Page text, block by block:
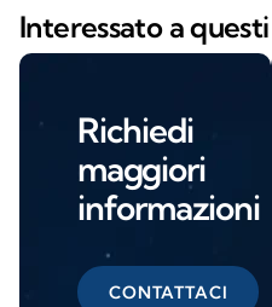
Interessato a
Richiedi
maggiori
informazioni
CONTATTACI